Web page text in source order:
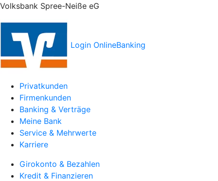
Volksbank Spree-Neiße eG
Login OnlineBanking
Privatkunden
Firmenkunden
Banking & Verträge
Meine Bank
Service & Mehrwerte
Karriere
Girokonto & Bezahlen
Kredit & Finanzieren